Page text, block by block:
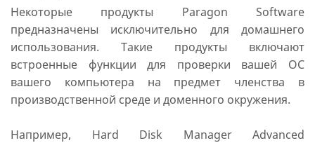
Некоторые продукты Paragon Software
предназначены исключительно для домашнего
использования. Такие продукты включают
встроенные функции для проверки вашей ОС
вашего компьютера на предмет членства в
производственной среде и доменного окружения.
Например, Hard Disk Manager Advanced